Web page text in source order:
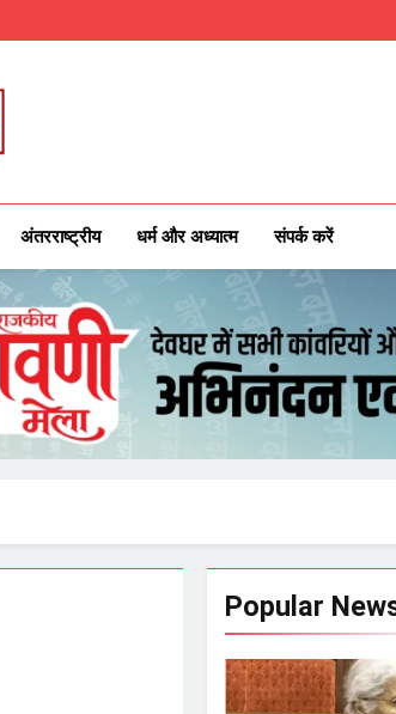
Leading Local News Network
अंतरराष्ट्रीय धर्म और अध्यात्म संपर्क करें
Popular